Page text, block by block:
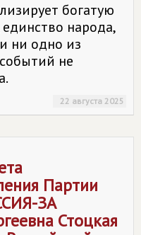
богатую
народа,
ни одно из
не
22 августа 2025
Партии
ЗА
Стоцкая